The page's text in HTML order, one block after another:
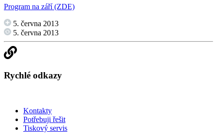
Program na září (ZDE)
5. června 2013
5. června 2013
Rychlé odkazy
Kontakty
Potřebuji řešit
Tiskový servis